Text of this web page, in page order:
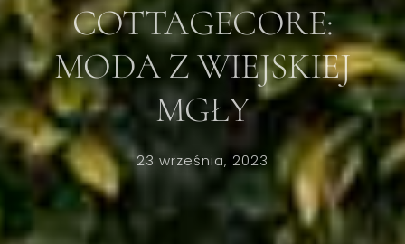
COTTAGECORE:
MODA Z WIEJSKIEJ
MGŁY
23 września, 2023